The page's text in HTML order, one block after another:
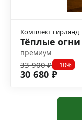
Комплект гирлянд
Тёплые огни
премиум
33 900 ₽ −10%
30 680 ₽